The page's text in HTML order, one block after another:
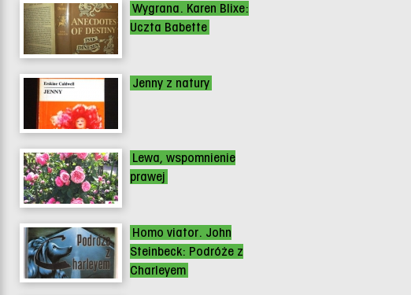
Wygrana. Karen Blixe:
Uczta Babette
Jenny z natury
Lewa, wspomnienie
prawej
Homo viator. John
Steinbeck: Podróże z
Charleyem